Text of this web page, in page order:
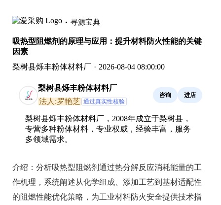
寻源宝典
吸热型阻燃剂的原理与应用：提升材料防火性能的关键
因素
梨树县烁丰粉体材料厂 · 2026-08-04 08:00:00
梨树县烁丰粉体材料厂
法人:罗艳芝 通过真实性核验
咨询 进店
梨树县烁丰粉体材料厂，2008年成立于梨树县，
专营多种粉体材料，专业权威，经验丰富，服务
多领域需求。
介绍： 分析吸热型阻燃剂通过热分解反应消耗能量的工
作机理，系统阐述从化学组成、添加工艺到基材适配性
的阻燃性能优化策略，为工业材料防火安全提供技术指